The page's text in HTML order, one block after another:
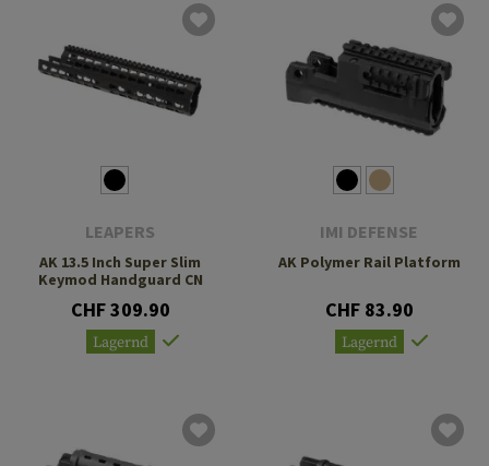
LEAPERS
AK 13.5 Inch Super Slim
Keymod Handguard CN
CHF 309.90
Lagernd
IMI DEFENSE
AK Polymer Rail Platform
CHF 83.90
Lagernd